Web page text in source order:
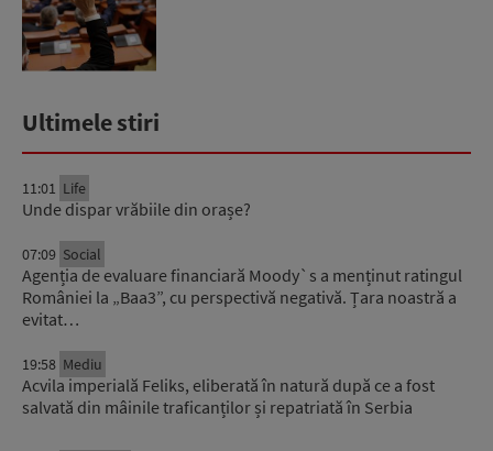
Ultimele stiri
11:01 Life
Unde dispar vrăbiile din orașe?
07:09 Social
Agenția de evaluare financiară Moody`s a menținut ratingul
României la „Baa3”, cu perspectivă negativă. Țara noastră a
evitat…
19:58 Mediu
Acvila imperială Feliks, eliberată în natură după ce a fost
salvată din mâinile traficanților și repatriată în Serbia